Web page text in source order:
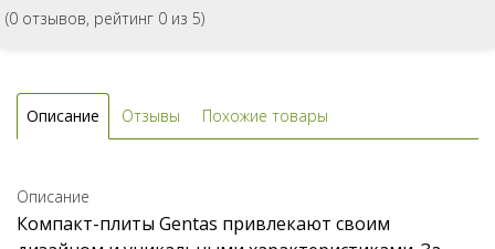
(0 отзывов, рейтинг 0 из 5)
Описание Отзывы Похожие товары
Описание
Компакт-плиты Gentas привлекают своим